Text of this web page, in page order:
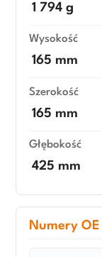
1 794 g
Wysokość
165 mm
Szerokość
165 mm
Głębokość
425 mm
Numery